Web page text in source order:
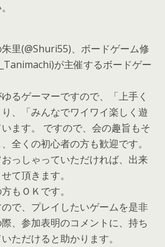
里(@Shuri55)、ボードゲーム修
が主催するボードゲー
るゲーマーですので、「上手く
、「みんなでワイワイ楽しく遊
ます。 ですので、会の趣旨もそ
全くの初心者の方も歓迎です。
っしゃっていただければ、出来
て頂きます。
もＯＫです。
で、プレイしたいゲームを是非
、参加表明のコメントに、持ち
ただけると助かります。